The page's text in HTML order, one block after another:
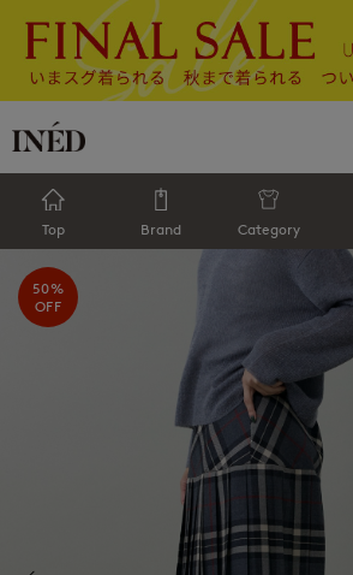
Top Brand Category
50%
OFF